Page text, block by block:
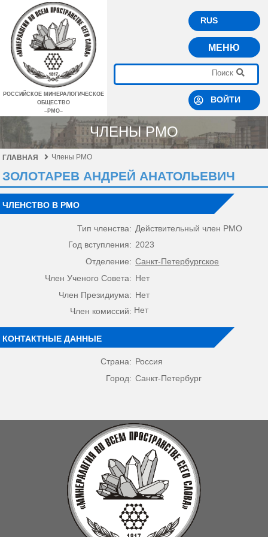
РОССИЙСКОЕ МИНЕРАЛОГИЧЕСКОЕ
ОБЩЕСТВО
–РМО–
RUS
МЕНЮ
ВОЙТИ
ЧЛЕНЫ РМО
ГЛАВНАЯ Члены РМО
ЗОЛОТАРЕВ АНДРЕЙ АНАТОЛЬЕВИЧ
ЧЛЕНСТВО В РМО
Тип членства: Действительный член РМО
Год вступления: 2023
Отделение: Санкт-Петербургское
Член Ученого Совета: Нет
Член Президиума: Нет
Член комиссий: Нет
КОНТАКТНЫЕ ДАННЫЕ
Страна: Россия
Город: Санкт-Петербург